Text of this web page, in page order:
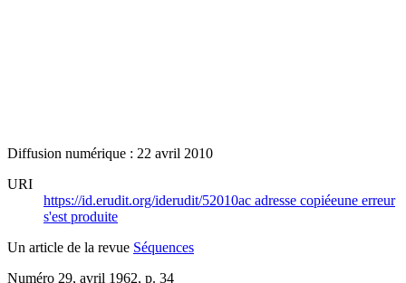
Diffusion numérique : 22 avril 2010
URI
https://id.erudit.org/iderudit/52010ac adresse copiéeune erreur
s'est produite
Un article de la revue Séquences
Numéro 29, avril 1962, p. 34